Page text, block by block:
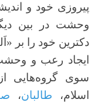
پیروزی خود و
وحشت در بین
دکترین خود را بر
ایجاد رعب و
سوی گروه‌هایی
اسلام، طالبان،